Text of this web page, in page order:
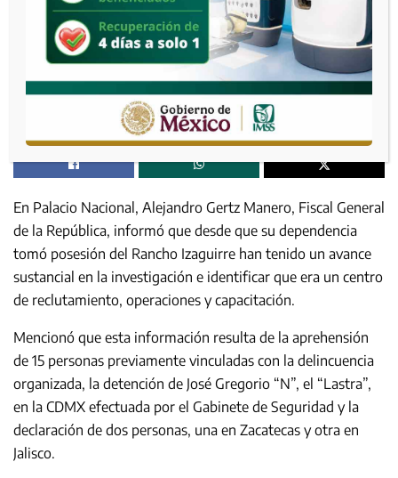
En Palacio Nacional, Alejandro Gertz Manero, Fiscal General
de la República, informó que desde que su dependencia
tomó posesión del Rancho Izaguirre han tenido un avance
sustancial en la investigación e identificar que era un centro
de reclutamiento, operaciones y capacitación.
Mencionó que esta información resulta de la aprehensión
de 15 personas previamente vinculadas con la delincuencia
organizada, la detención de José Gregorio “N”, el “Lastra”,
en la CDMX efectuada por el Gabinete de Seguridad y la
declaración de dos personas, una en Zacatecas y otra en
Jalisco.